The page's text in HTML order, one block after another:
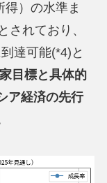
）の水準ま
されており、
達可能(*4)と
目標と具体的
ア経済の先行